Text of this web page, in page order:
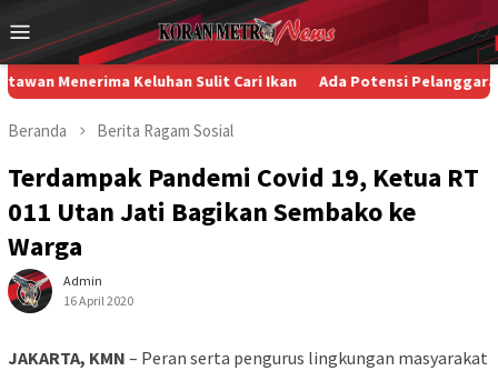
ke
konten
Menu
Mobile
Keluhan Sulit Cari Ikan Ada Potensi Pelanggaran HAM
Beranda Berita Ragam Sosial
Terdampak Pandemi Covid 19, Ketua RT
011 Utan Jati Bagikan Sembako ke
Warga
Admin
16 April 2020
JAKARTA, KMN – Peran serta pengurus lingkungan masyarakat